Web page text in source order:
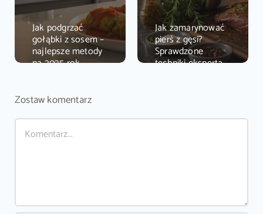
Jak podgrzać
gołąbki z sosem –
najlepsze metody
na 2025 rok
Jak zamarynować
pierś z gęsi?
Sprawdzone
techniki eksperta
Zostaw komentarz
Comment